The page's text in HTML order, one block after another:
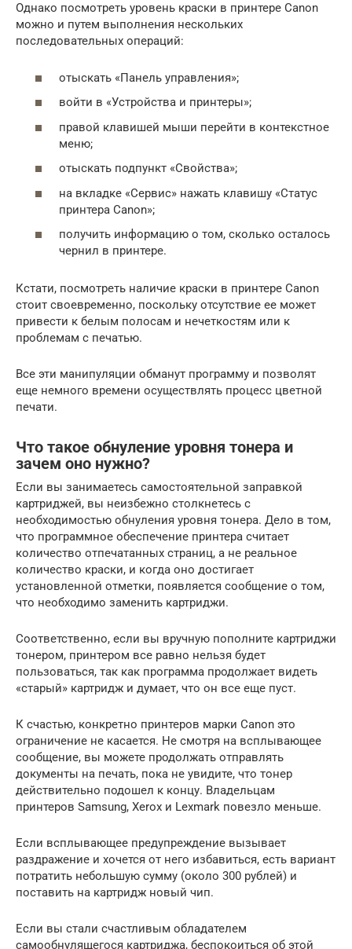
Однако посмотреть уровень краски в принтере Canon
можно и путем выполнения нескольких
последовательных операций:
отыскать «Панель управления»;
войти в «Устройства и принтеры»;
правой клавишей мыши перейти в контекстное
меню;
отыскать подпункт «Свойства»;
на вкладке «Сервис» нажать клавишу «Статус
принтера Canon»;
получить информацию о том, сколько осталось
чернил в принтере.
Кстати, посмотреть наличие краски в принтере Canon
стоит своевременно, поскольку отсутствие ее может
привести к белым полосам и нечеткостям или к
проблемам с печатью.
Все эти манипуляции обманут программу и позволят
еще немного времени осуществлять процесс цветной
печати.
Что такое обнуление уровня тонера и
зачем оно нужно?
Если вы занимаетесь самостоятельной заправкой
картриджей, вы неизбежно столкнетесь с
необходимостью обнуления уровня тонера. Дело в том,
что программное обеспечение принтера считает
количество отпечатанных страниц, а не реальное
количество краски, и когда оно достигает
установленной отметки, появляется сообщение о том,
что необходимо заменить картриджи.
Соответственно, если вы вручную пополните картриджи
тонером, принтером все равно нельзя будет
пользоваться, так как программа продолжает видеть
«старый» картридж и думает, что он все еще пуст.
К счастью, конкретно принтеров марки Canon это
ограничение не касается. Не смотря на всплывающее
сообщение, вы можете продолжать отправлять
документы на печать, пока не увидите, что тонер
действительно подошел к концу. Владельцам
принтеров Samsung, Xerox и Lexmark повезло меньше.
Если всплывающее предупреждение вызывает
раздражение и хочется от него избавиться, есть вариант
потратить небольшую сумму (около 300 рублей) и
поставить на картридж новый чип.
Если вы стали счастливым обладателем
самообнулящегося картриджа, беспокоиться об этой